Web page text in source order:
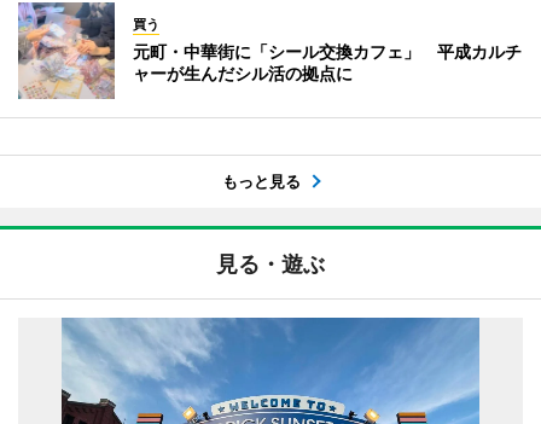
買う
元町・中華街に「シール交換カフェ」 平成カルチ
ャーが生んだシル活の拠点に
もっと見る
見る・遊ぶ